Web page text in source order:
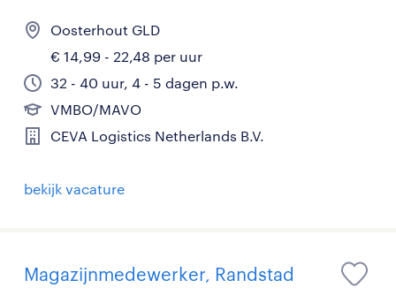
Oosterhout GLD
€ 14,99 - 22,48 per uur
32 - 40 uur, 4 - 5 dagen p.w.
VMBO/MAVO
CEVA Logistics Netherlands B.V.
bekijk vacature
Magazijnmedewerker, Randstad